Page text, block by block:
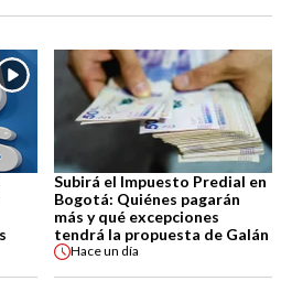
Subirá el Impuesto Predial en
Bogotá: Quiénes pagarán
más y qué excepciones
tendrá la propuesta de Galán
Haceun día